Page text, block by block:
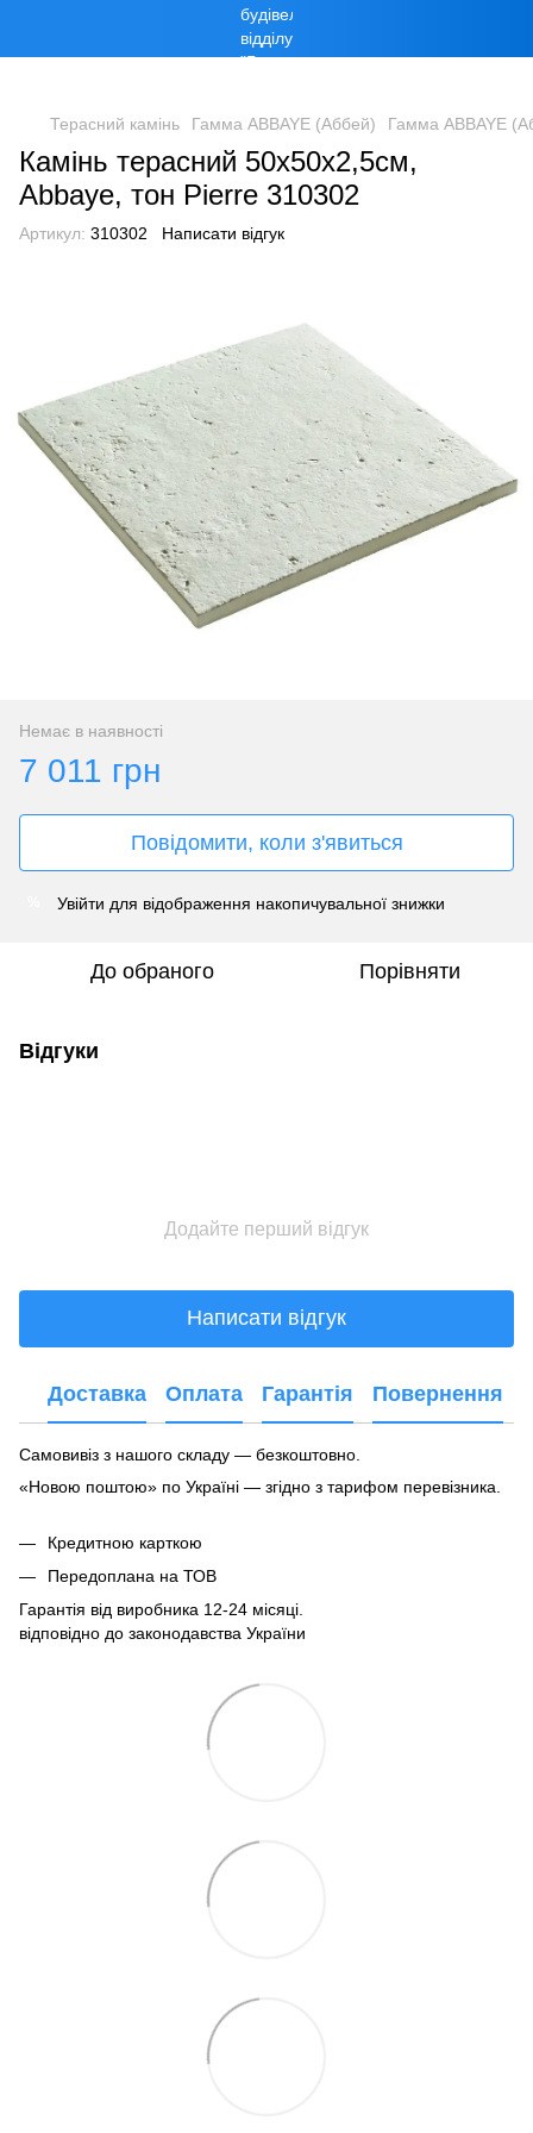
Терасний камінь Гамма ABBAYE (Аббей) Гамма ABBAYE
Камінь терасний 50х50х2,5см,
Abbaye, тон Pierre 310302
Артикул: 310302 Написати відгук
Немає в наявності
7 011 грн
Повідомити, коли з'явиться
Увійти для відображення накопичувальної знижки
До обраного Порівняти
Відгуки
Додайте перший відгук
Написати відгук
Доставка Оплата Гарантія Повернення
Самовивіз з нашого складу — безкоштовно.
«Новою поштою» по Україні — згідно з тарифом перевізника.
Кредитною карткою
Передоплана на ТОВ
Гарантія від виробника 12-24 місяці.
відповідно до законодавства України